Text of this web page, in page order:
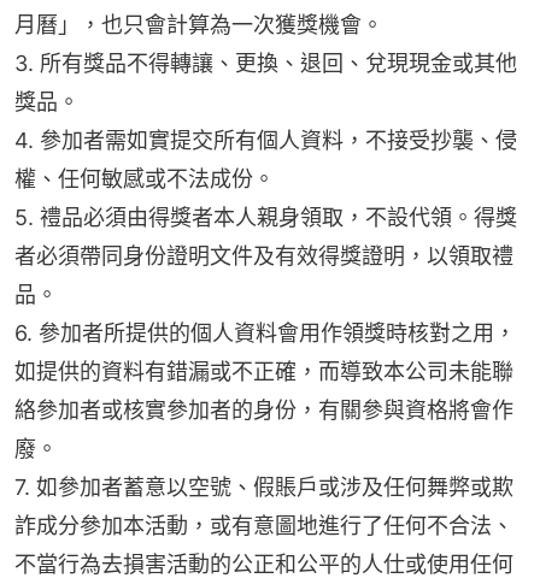
月曆」，也只會計算為一次獲獎機會。
3. 所有獎品不得轉讓、更換、退回、兌現現金或其他
獎品。
4. 參加者需如實提交所有個人資料，不接受抄襲、侵
權、任何敏感或不法成份。
5. 禮品必須由得獎者本人親身領取，不設代領。得獎
者必須帶同身份證明文件及有效得獎證明，以領取禮
品。
6. 參加者所提供的個人資料會用作領獎時核對之用，
如提供的資料有錯漏或不正確，而導致本公司未能聯
絡參加者或核實參加者的身份，有關參與資格將會作
廢。
7. 如參加者蓄意以空號、假賬戶或涉及任何舞弊或欺
詐成分參加本活動，或有意圖地進行了任何不合法、
不當行為去損害活動的公正和公平的人仕或使用任何